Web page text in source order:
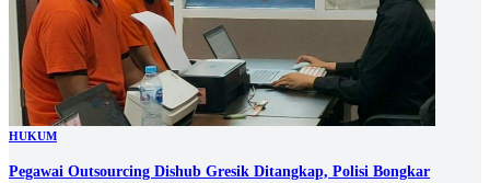
HUKUM
Pegawai Outsourcing Dishub Gresik Ditangkap, Polisi Bongkar